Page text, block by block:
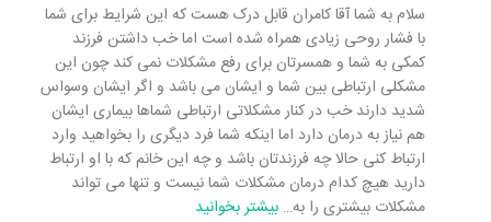
سلام به شما آقا کامران قابل درک هست که این شرایط برای شما
با فشار روحی زیادی همراه شده است اما خب داشتن فرزند
کمکی به شما و همسرتان برای رفع مشکلات نمی کند چون این
مشکلی ارتباطی بین شما و ایشان می باشد و اگر ایشان وسواس
شدید دارند خب در کنار مشکلاتی ارتباطی شماها بیماری ایشان
هم نیاز به درمان دارد اما اینکه شما فرد دیگری را بخواهید وارد
ارتباط کنی حالا چه فرزندتان باشد و چه این خانم که با او ارتباط
دارید هیچ کدام درمان مشکلات شما نیست و تنها می تواند
مشکلات بیشتری را به… بیشتر بخوانید